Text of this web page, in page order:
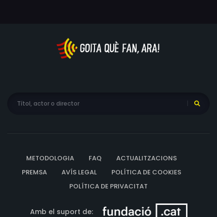
METODOLOGIA FAQ
ACTUALITZACIONS
PREMSA
AVÍS LEGAL
POLÍTICA DE COOKIES
POLÍTICA DE PRIVACITAT
Amb el suport de: